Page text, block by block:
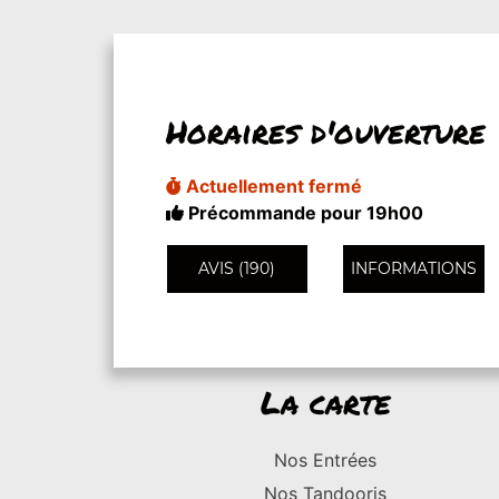
Horaires d'ouverture
Actuellement fermé
Précommande pour 19h00
AVIS (190) INFORMATIONS
La carte
Nos Entrées
Nos Tandooris